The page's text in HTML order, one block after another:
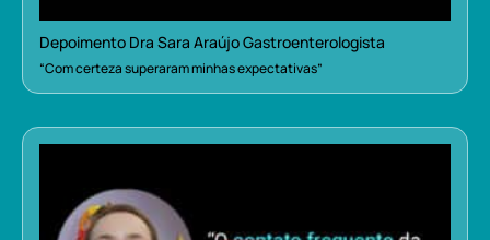
Depoimento Dra Sara Araújo Gastroenterologista
“Com certeza superaram minhas expectativas”